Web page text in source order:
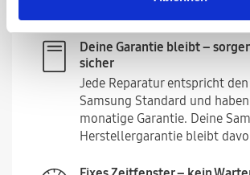
Deine Garantie bleibt –
sicher
Jede Reparatur entspricht
Samsung Standard und
monatige Garantie. Deine
Herstellergarantie bleibt